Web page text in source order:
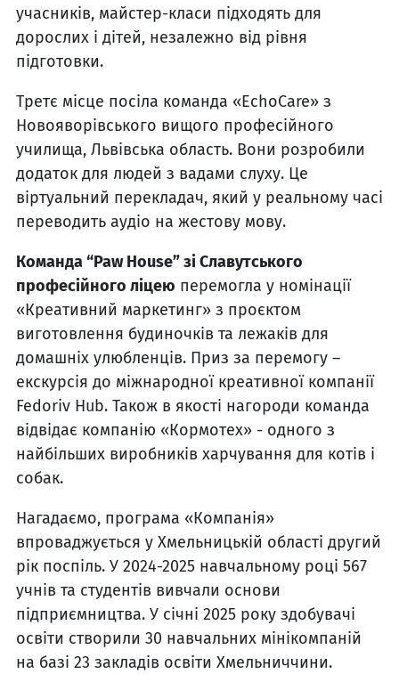
учасників, майстер-класи підходять для
дорослих і дітей, незалежно від рівня
підготовки.
Третє місце посіла команда «EchoCare» з
Новояворівського вищого професійного
училища, Львівська область. Вони розробили
додаток для людей з вадами слуху. Це
віртуальний перекладач, який у реальному часі
переводить аудіо на жестову мову.
Команда “Paw House” зі Славутського
професійного ліцею перемогла у номінації
«Креативний маркетинг» з проєктом
виготовлення будиночків та лежаків для
домашніх улюбленців. Приз за перемогу –
екскурсія до міжнародної креативної компанії
Fedoriv Hub. Також в якості нагороди команда
відвідає компанію «Кормотех» - одного з
найбільших виробників харчування для котів і
собак.
Нагадаємо, програма «Компанія»
впроваджується у Хмельницькій області другий
рік поспіль. У 2024-2025 навчальному році 567
учнів та студентів вивчали основи
підприємництва. У січні 2025 року здобувачі
освіти створили 30 навчальних мінікомпаній
на базі 23 закладів освіти Хмельниччини.